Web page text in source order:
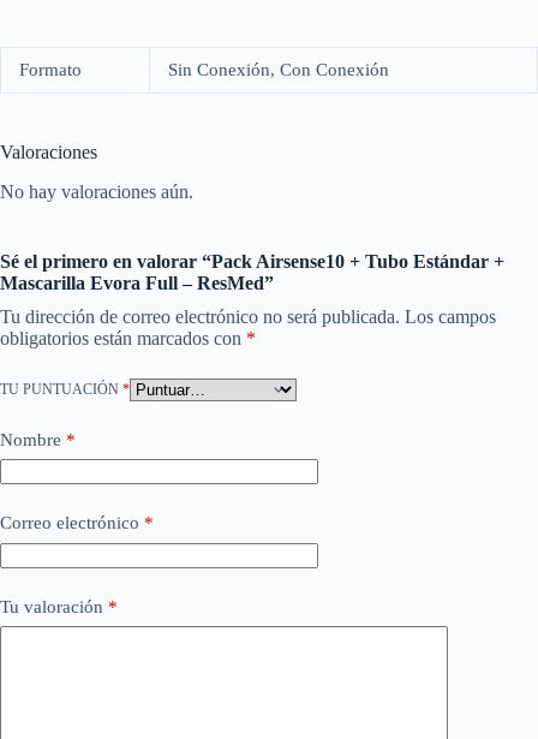
Formato Sin Conexión, Con Conexión
Valoraciones
No hay valoraciones aún.
Sé el primero en valorar “Pack Airsense10 + Tubo Estándar +
Mascarilla Evora Full – ResMed”
Tu dirección de correo electrónico no será publicada. Los campos
obligatorios están marcados con *
TU PUNTUACIÓN *
Nombre *
Correo electrónico *
Tu valoración *